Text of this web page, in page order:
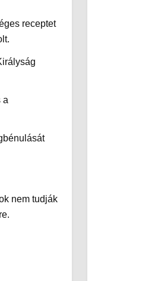
receptet
a
nem tudják